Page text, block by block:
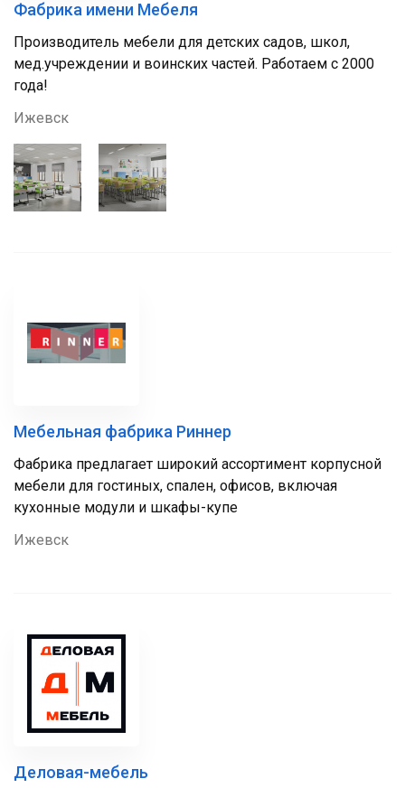
Фабрика имени Мебеля
Производитель мебели для детских садов, школ,
мед.учреждении и воинских частей. Работаем с 2000
года!
Ижевск
Мебельная фабрика Риннер
Фабрика предлагает широкий ассортимент корпусной
мебели для гостиных, спален, офисов, включая
кухонные модули и шкафы-купе
Ижевск
Деловая-мебель